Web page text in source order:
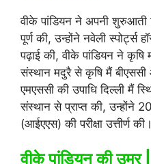
वीके पांडियन ने अपनी शुरुआती
पूर्ण की, उन्होंने नवेली
पढ़ाई की, वीके पांडियन ने कृषि
संस्थान मदुरै से कृषि मैं बीएससी
एमएससी की उपाधि दिल्ली मैं
संस्थान से प्राप्त की, उन्होंने
(आईएएस) की परीक्षा उत्तीर्ण की।
वीके पांडियन की